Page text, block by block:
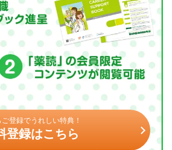
登録でうれしい特典！
登録はこちら